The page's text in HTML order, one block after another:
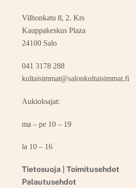
Vilhonkatu 8, 2. Krs
Kauppakeskus Plaza
24100 Salo
041 3178 288
kultaisimmat@salonkultaisimmat.fi
Aukioloajat:
ma – pe 10 – 19
la 10 – 16
Tietosuoja | Toimitusehdot
Palautusehdot